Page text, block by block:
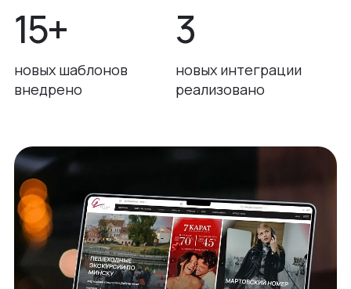
15+
новых шаблонов
внедрено
3
новых интеграции
реализовано